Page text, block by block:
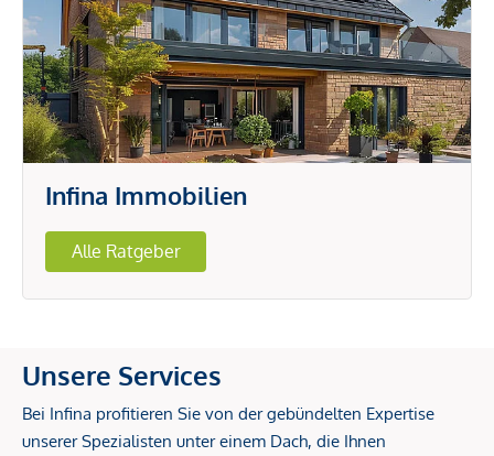
Infina Immobilien
Alle Ratgeber
Unsere Services
Bei Infina profitieren Sie von der gebündelten Expertise
unserer Spezialisten unter einem Dach, die Ihnen